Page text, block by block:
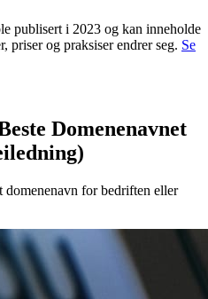
publisert i 2023 og kan inneholde
og praksiser endrer seg. Se
Domenenavnet
for bedriften eller